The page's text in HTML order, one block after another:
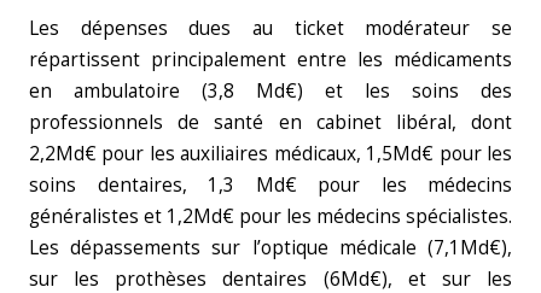
Les dépenses dues au ticket modérateur se
répartissent principalement entre les médicaments
en ambulatoire (3,8 Md€) et les soins des
professionnels de santé en cabinet libéral, dont
2,2Md€ pour les auxiliaires médicaux, 1,5Md€ pour les
soins dentaires, 1,3 Md€ pour les médecins
généralistes et 1,2Md€ pour les médecins spécialistes.
Les dépassements sur l’optique médicale (7,1Md€),
sur les prothèses dentaires (6Md€), et sur les